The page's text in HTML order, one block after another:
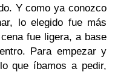
Y como ya conozco
lo elegido fue más
fue ligera, a base
Para empezar y
que íbamos a pedir,